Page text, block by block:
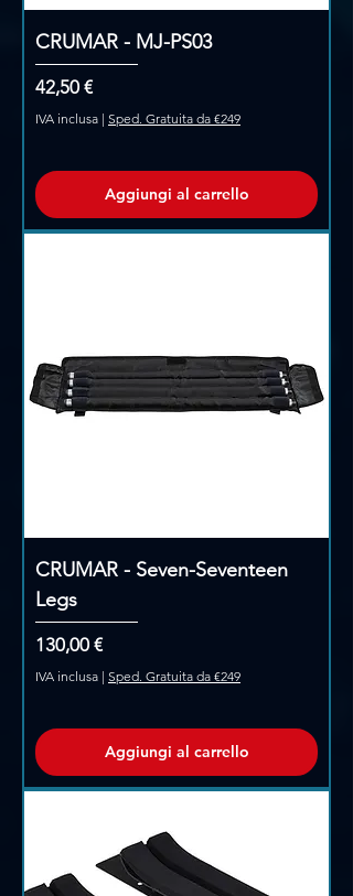
CRUMAR - MJ-PS03
Prezzo
42,50 €
IVA inclusa | Sped. Gratuita da €249
Aggiungi al carrello
CRUMAR - Seven-Seventeen
Legs
Prezzo
130,00 €
IVA inclusa | Sped. Gratuita da €249
Aggiungi al carrello